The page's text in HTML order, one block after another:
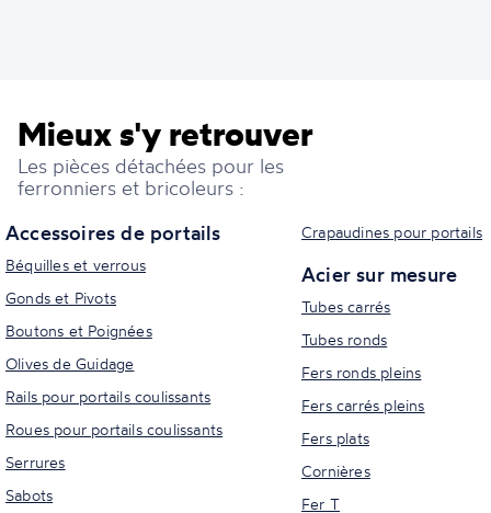
Mieux s'y retrouver
Les pièces détachées pour les
ferronniers et bricoleurs :
Accessoires de portails
Béquilles et verrous
Gonds et Pivots
Boutons et Poignées
Olives de Guidage
Rails pour portails coulissants
Roues pour portails coulissants
Serrures
Sabots
Crapaudines pour portails
Acier sur mesure
Tubes carrés
Tubes ronds
Fers ronds pleins
Fers carrés pleins
Fers plats
Cornières
Fer T